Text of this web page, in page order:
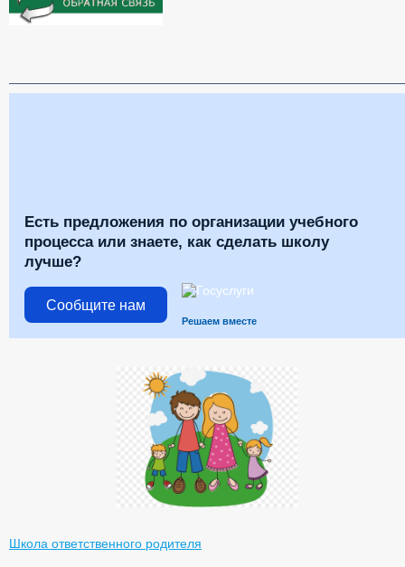
Есть предложения по организации учебного
процесса или знаете, как сделать школу
лучше?
Сообщите нам
Решаем вместе
Школа ответственного родителя